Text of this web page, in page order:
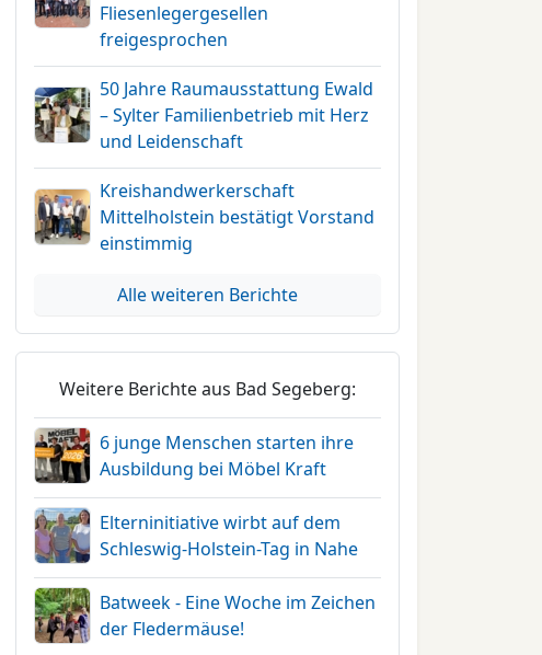
Fliesenlegergesellen
freigesprochen
50 Jahre Raumausstattung Ewald
– Sylter Familienbetrieb mit Herz
und Leidenschaft
Kreishandwerkerschaft
Mittelholstein bestätigt Vorstand
einstimmig
Alle weiteren Berichte
Weitere Berichte aus Bad Segeberg:
6 junge Menschen starten ihre
Ausbildung bei Möbel Kraft
Elterninitiative wirbt auf dem
Schleswig-Holstein-Tag in Nahe
Batweek - Eine Woche im Zeichen
der Fledermäuse!